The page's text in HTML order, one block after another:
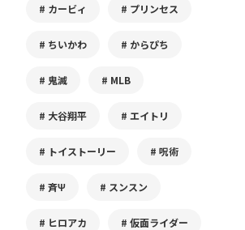
カービィ プリンセス
ちいかわ からぴち
鬼滅 MLB
大谷翔平 エイトリ
トイストーリー 呪術
斉Ψ スンスン
ヒロアカ 仮面ライダー